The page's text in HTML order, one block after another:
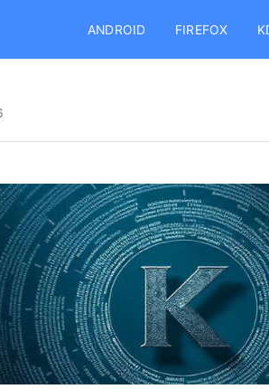
ANDROID FIREFOX